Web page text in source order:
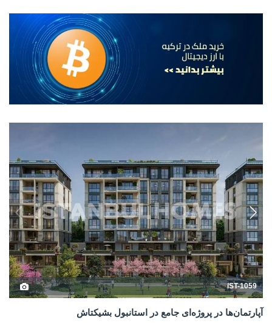
IST-1059
آپارتمان‌ها در پروژه‌ای جامع در استانبول بشیکتاش